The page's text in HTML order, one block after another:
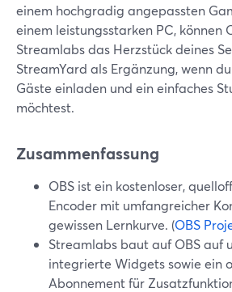
einem hochgradig angepassten
einem leistungsstarken PC, können
Streamlabs das Herzstück deines
StreamYard als Ergänzung, wenn
Gäste einladen und ein einfaches
möchtest.
Zusammenfassung
OBS ist ein kostenloser,
Encoder mit umfangreicher
gewissen Lernkurve. (OBS
Streamlabs baut auf OBS auf
integrierte Widgets sowie ein
Abonnement für